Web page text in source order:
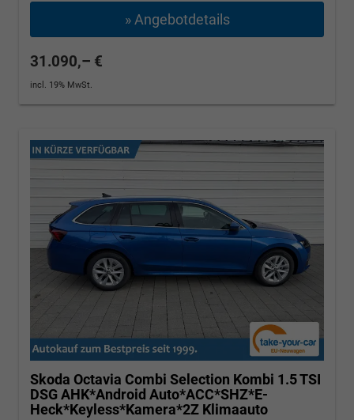
» Angebotdetails
31.090,– €
incl. 19% MwSt.
Skoda Octavia Combi Selection Kombi 1.5 TSI
DSG AHK*Android Auto*ACC*SHZ*E-
Heck*Keyless*Kamera*2Z Klimaauto